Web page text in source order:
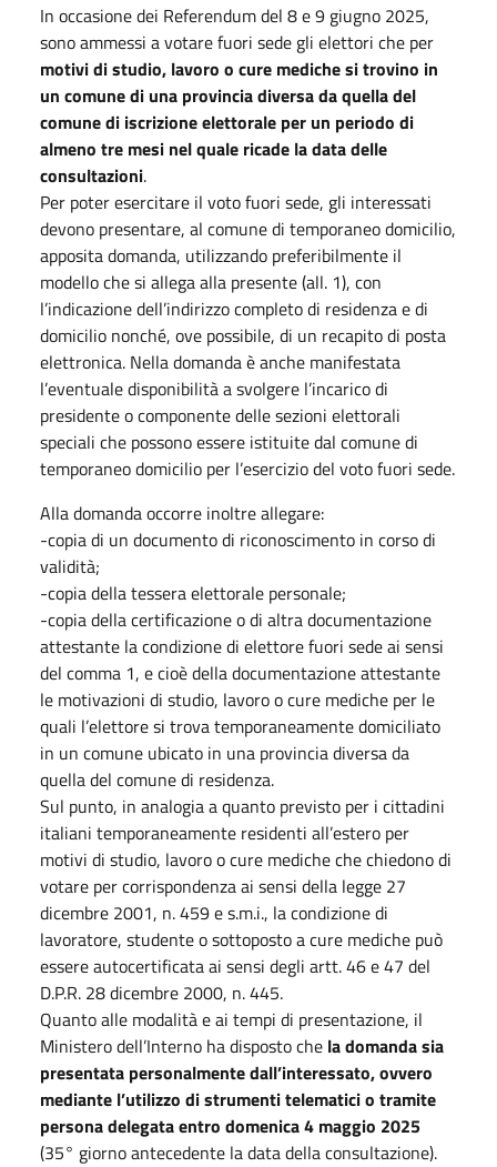
In occasione dei Referendum del 8 e 9 giugno 2025,
sono ammessi a votare fuori sede gli elettori che per
motivi di studio, lavoro o cure mediche si trovino in
un comune di una provincia diversa da quella del
comune di iscrizione elettorale per un periodo di
almeno tre mesi nel quale ricade la data delle
consultazioni.
Per poter esercitare il voto fuori sede, gli interessati
devono presentare, al comune di temporaneo domicilio,
apposita domanda, utilizzando preferibilmente il
modello che si allega alla presente (all. 1), con
l’indicazione dell’indirizzo completo di residenza e di
domicilio nonché, ove possibile, di un recapito di posta
elettronica. Nella domanda è anche manifestata
l’eventuale disponibilità a svolgere l’incarico di
presidente o componente delle sezioni elettorali
speciali che possono essere istituite dal comune di
temporaneo domicilio per l’esercizio del voto fuori sede.
Alla domanda occorre inoltre allegare:
-copia di un documento di riconoscimento in corso di
validità;
-copia della tessera elettorale personale;
-copia della certificazione o di altra documentazione
attestante la condizione di elettore fuori sede ai sensi
del comma 1, e cioè della documentazione attestante
le motivazioni di studio, lavoro o cure mediche per le
quali l’elettore si trova temporaneamente domiciliato
in un comune ubicato in una provincia diversa da
quella del comune di residenza.
Sul punto, in analogia a quanto previsto per i cittadini
italiani temporaneamente residenti all’estero per
motivi di studio, lavoro o cure mediche che chiedono di
votare per corrispondenza ai sensi della legge 27
dicembre 2001, n. 459 e s.m.i., la condizione di
lavoratore, studente o sottoposto a cure mediche può
essere autocertificata ai sensi degli artt. 46 e 47 del
D.P.R. 28 dicembre 2000, n. 445.
Quanto alle modalità e ai tempi di presentazione, il
Ministero dell’Interno ha disposto che la domanda sia
presentata personalmente dall’interessato, ovvero
mediante l’utilizzo di strumenti telematici o tramite
persona delegata entro domenica 4 maggio 2025
(35° giorno antecedente la data della consultazione).